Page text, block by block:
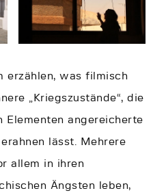
erzählen, was filmisch
„Kriegszustände“, die
Elementen angereicherte
lässt. Mehrere
allem in ihren
Ängsten leben,